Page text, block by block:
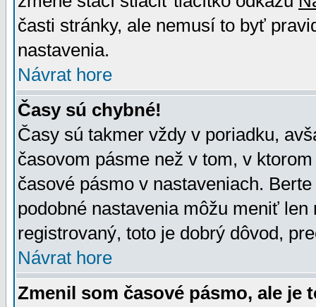
časti stránky, ale nemusí to byť
nastavenia.
Návrat hore
Časy sú chybné!
Časy sú takmer vždy v poriadku,
časovom pásme než v tom, v
časové pásmo v nastaveniach.
podobné nastavenia môžu meniť
registrovaný, toto je dobrý dôvod,
Návrat hore
Zmenil som časové pásmo, ale je